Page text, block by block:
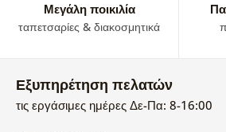
Μεγάλη ποικιλία
ταπετσαρίες & διακοσμητικά
Εξυπηρέτηση πελατών
τις εργάσιμες ημέρες Δε-Πα: 8-16:00